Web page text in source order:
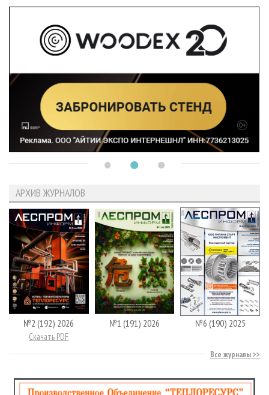
АРХИВ ЖУРНАЛОВ
№2 (192) 2026
Скачать PDF
№1 (191) 2026 №6 (190) 2025
Все журналы